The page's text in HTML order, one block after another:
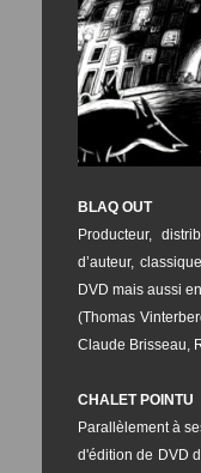
BLAQ OUT
Producteur,
d’auteur,
DVD mais aussi
(Thomas
Claude Brisseau,
CHALET POINTU
Parallèlement à
d'édition de DVD